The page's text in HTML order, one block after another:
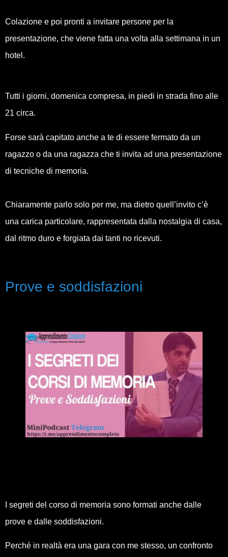
Colazione e poi pronti a invitare persone per la
presentazione, che viene fatta una volta alla settimana in un
hotel.
Tutti i giorni, domenica compresa, in piedi in strada fino alle
21 circa.
Forse sarà capitato anche a te di essere fermato da un
ragazzo o da una ragazza che ti invita ad una presentazione
di tecniche di memoria.
Chiaramente parlo solo per me, ma dietro quell’invito c’è
una carica particolare, rappresentata dalla nostalgia di casa,
dal ritmo duro e forgiata dai tanti no ricevuti.
Prove e soddisfazioni
I segreti del corso di memoria sono formati anche dalle
prove e dalle soddisfazioni.
Perché in realtà era una gara con me stesso, un confronto